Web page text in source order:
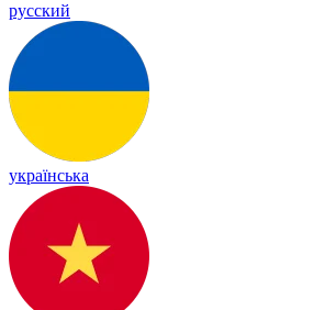
русский
українська